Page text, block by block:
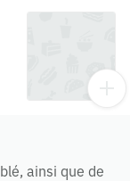
ainsi que de